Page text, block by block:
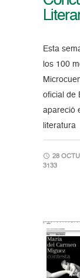
Esta
los 100
oficial de
apareció
literatura
28
3133